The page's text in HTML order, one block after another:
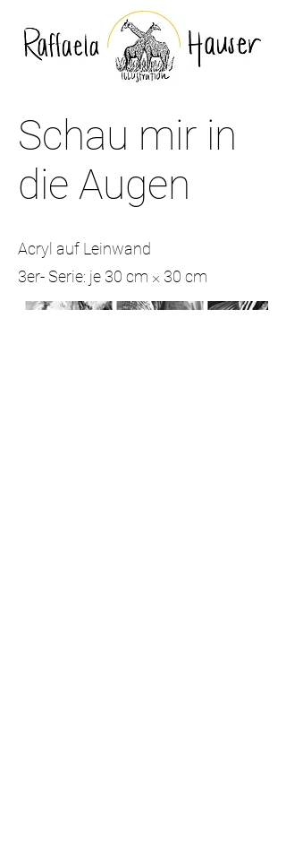
Schau mir in
die Augen
Acryl auf Leinwand
3er- Serie: je 30 cm × 30 cm